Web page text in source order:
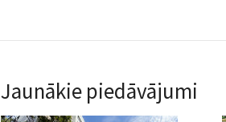
Jaunākie piedāvājumi